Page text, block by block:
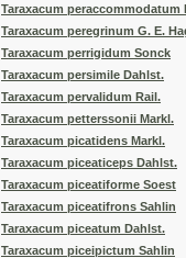
Taraxacum peraccommodatum
Taraxacum peregrinum G. E.
Taraxacum perrigidum Sonck
Taraxacum persimile Dahlst.
Taraxacum pervalidum Rail.
Taraxacum petterssonii Markl.
Taraxacum picatidens Markl.
Taraxacum piceaticeps Dahlst.
Taraxacum piceatiforme Soest
Taraxacum piceatifrons Sahlin
Taraxacum piceatum Dahlst.
Taraxacum piceipictum Sahlin